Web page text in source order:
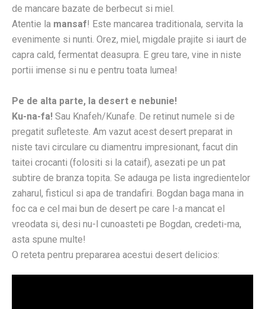
de mancare bazate de berbecut si miel.
Atentie la mansaf! Este mancarea traditionala, servita la
evenimente si nunti. Orez, miel, migdale prajite si iaurt de
capra cald, fermentat deasupra. E greu tare, vine in niste
portii imense si nu e pentru toata lumea!
Pe de alta parte, la desert e nebunie!
Ku-na-fa! Sau Knafeh/Kunafe. De retinut numele si de
pregatit sufleteste. Am vazut acest desert preparat in
niste tavi circulare cu diamentru impresionant, facut din
taitei crocanti (folositi si la cataif), asezati pe un pat
subtire de branza topita. Se adauga pe lista ingredientelor
zaharul, fisticul si apa de trandafiri. Bogdan baga mana in
foc ca e cel mai bun de desert pe care l-a mancat el
vreodata si, desi nu-l cunoasteti pe Bogdan, credeti-ma,
asta spune multe!
O reteta pentru prepararea acestui desert delicios: